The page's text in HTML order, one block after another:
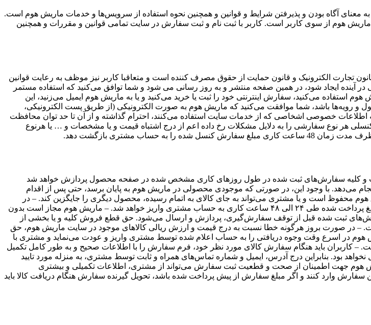
آگاه بودن و پذیرفتن شرایط و قوانین و همچنین نحوه استفاده از سرویس‌‏ها و خدمات ماریش هوم است.
ماریش هوم از سوی کاربر است. کاربر با ثبت نام و ثبت سفارش در سایت تمامی قوانین و مقررات و همچنین
تجارت الکترونیک و قانون حمایت از حقوق مصرف کننده است و متعاقبا کاربر نیز موظف به رعایت قوانین
آینده ایجاد شود، در همین صفحه منتشر و به روز رسانی می شود و شما توافق می‏‌کنید که استفاده مستمر
استفاده می‏‌کنید، سفارش اینترنتی خود را ثبت یا خرید می‏‌کنید و یا به ماریش هوم ایمیل می‏‌زنید، این
و رویه‏‌ها باشد، شما موافقت می‌‏کنید که ماریش هوم به صورت الکترونیکی (از طریق پست الکترونیکی،
اطلاعات خصوصی اشخاصى که از خدمات سایت استفاده می‏‌کنند، احترام گذاشته و از آن تا حد توان محافظت
هر نوع سفارشی را به دلایل مشکلات رخ داده اعم از درج اشتباه قیمت و یا مشخصات و … یا هرنوع
مشتری بازگشت دهد.
است و کلیه سفارش‏‌های ثبت شده در طول روزهای کاری مشخص شده در صفحه محصول پردازش خواهد شد
می‌دهد. با وجود این، در صورتی که موجودی محصولی در ماریش هوم به پایان برسد، حتی پس از اقدام
است و یا مشتری می‏‌تواند به جای کالای به اتمام رسیده، محصول دیگری را جایگزین کند. – در
مشتری واریز خواهد شد.
– ماریش هوم مجاز است بدون
ثبت شده قبل از توقف سفارش‌‏گیری، پردازش و ارسال می‌‏شود. حق قطع فروش کلیه و یا بخشی از
– در صورت بروز هرگونه خطا نسبت به درج قیمت و ارزش ریالی کالاهای موجود در سایت ماریش هوم، حق
در اسرع وقت وجوه دریافتی را به حساب اعلام شده توسط مشتری واریز و عودت می‌نماید و مشتری با
– کاربران باید هنگام سفارش کالای مورد نظر خود، فرم سفارش را با اطلاعات صحیح و به طور کامل تکمیل
بود. بنابراین درج آدرس، ایمیل و شماره تماس‌های همراه و ثابت توسط مشتری، به منزله مورد تایید
هوم جهت اطمینان از صحت و قطعیت ثبت سفارش می‌تواند از مشتری، اطلاعات تکمیلی و بیشتری
وارد کنند و اگر مبلغ سفارش از پیش پرداخت شده باشد، تحویل گیرنده سفارش هنگام دریافت کالا باید